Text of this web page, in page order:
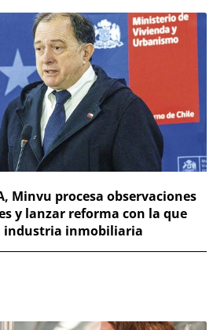
Minvu procesa observaciones
y lanzar reforma con la que
industria inmobiliaria